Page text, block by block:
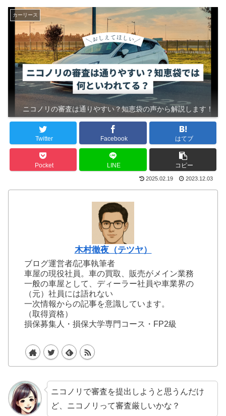
カーリース
ニコノリの審査は通りやすい？知恵袋の声から解説します！
Twitter Facebook はてブ
Pocket LINE コピー
2025.02.19 2023.12.03
木村徹夜（テツヤ）
ブログ運営者/記事執筆者
車屋の現役社員。車の買取、販売がメイン業務
一般の車屋として、ディーラー社員や車業界の
（元）社員には語れない
一次情報からの記事を意識しています。
（取得資格）
損保募集人・損保大学専門コース・FP2級
ニコノリで審査を提出しようと思うんだけ
ど、ニコノリって審査厳しいかな？